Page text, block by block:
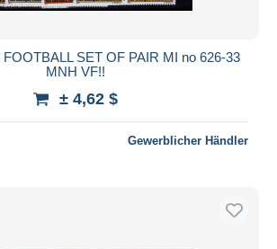
aufheben
SET OF PAIR MI no 626-33
MNH VF!!
± 4,62 $
Gewerblicher Händler